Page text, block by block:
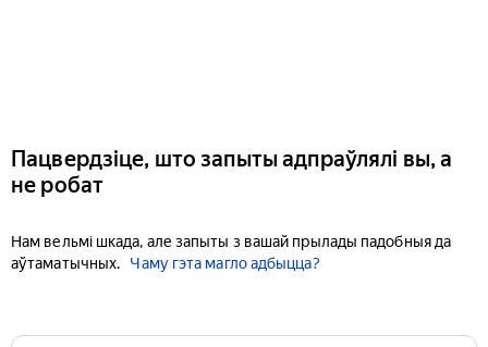
Пацвердзіце, што запыты адпраўлялі вы, а
не робат
Нам вельмі шкада, але запыты з вашай прылады падобныя да
аўтаматычных.
Чаму гэта магло адбыцца?